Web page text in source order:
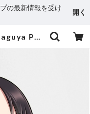
の最新情報を受け
開く
Catch My Drift! Kaguya Pout | 輸入アニメステッカー専門店 SUNSET Stickers Store